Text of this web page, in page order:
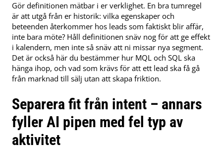
Gör definitionen mätbar i er verklighet. En bra tumregel
är att utgå från er historik: vilka egenskaper och
beteenden återkommer hos leads som faktiskt blir affär,
inte bara möte? Håll definitionen snäv nog för att ge effekt
i kalendern, men inte så snäv att ni missar nya segment.
Det är också här du bestämmer hur MQL och SQL ska
hänga ihop, och vad som krävs för att ett lead ska få gå
från marknad till sälj utan att skapa friktion.
Separera fit från intent – annars
fyller AI pipen med fel typ av
aktivitet